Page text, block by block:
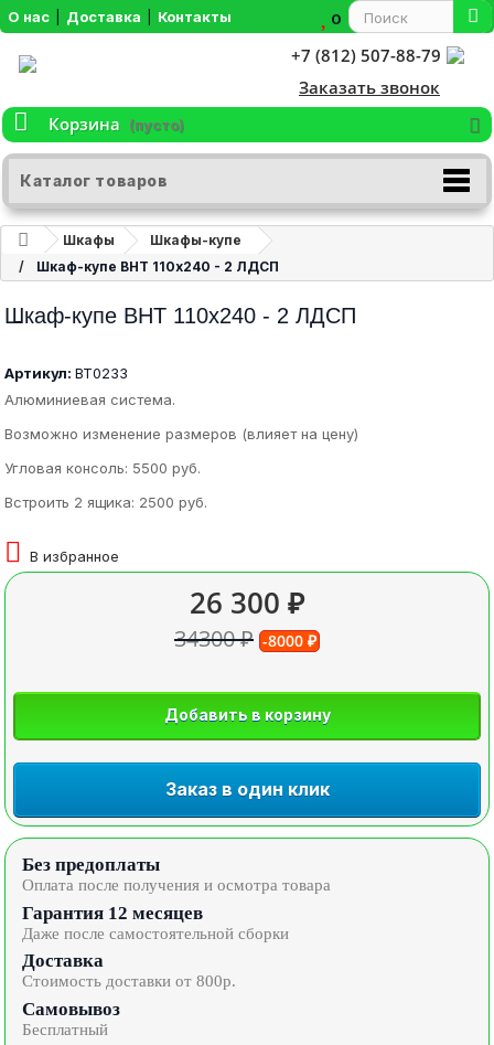
О нас Доставка Контакты 0
+7 (812) 507-88-79
Заказать звонок
Корзина
(пусто)
Каталог товаров
Шкафы
Шкафы-купе
Шкаф-купе ВНТ 110х240 - 2 ЛДСП
Шкаф-купе ВНТ 110х240 - 2 ЛДСП
Артикул: ВТ0233
Алюминиевая система.
Возможно изменение размеров (влияет на цену)
Угловая консоль: 5500 руб.
Встроить 2 ящика: 2500 руб.
В избранное
26 300 ₽
34300 ₽ -8000 ₽
Добавить в корзину
Заказ в один клик
Без предоплаты
Оплата после получения и осмотра товара
Гарантия 12 месяцев
Даже после самостоятельной сборки
Доставка
Стоимость доставки от 800р.
Самовывоз
Бесплатный